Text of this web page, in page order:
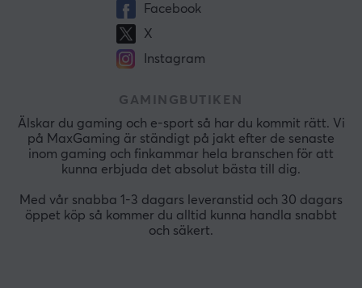
Facebook
X
Instagram
GAMINGBUTIKEN
Älskar du gaming och e-sport så har du kommit rätt. Vi
på MaxGaming är ständigt på jakt efter de senaste
inom gaming och finkammar hela branschen för att
kunna erbjuda det absolut bästa till dig.
Med vår snabba 1-3 dagars leveranstid och 30 dagars
öppet köp så kommer du alltid kunna handla snabbt
och säkert.